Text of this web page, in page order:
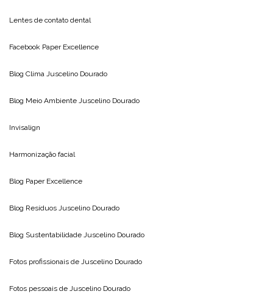
Lentes de contato dental
Facebook Paper Excellence
Blog Clima Juscelino Dourado
Blog Meio Ambiente Juscelino Dourado
Invisalign
Harmonização facial
Blog Paper Excellence
Blog Resíduos Juscelino Dourado
Blog Sustentabilidade Juscelino Dourado
Fotos profissionais de Juscelino Dourado
Fotos pessoais de Juscelino Dourado